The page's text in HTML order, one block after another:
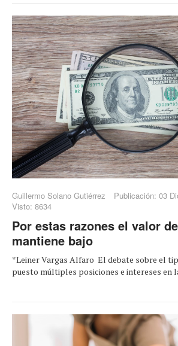
Guillermo Solano Gutiérrez
Publicación: 03
Visto: 8634
Por estas razones el valor
mantiene bajo
*Leiner Vargas Alfaro El debate sobre el
puesto múltiples posiciones e intereses en